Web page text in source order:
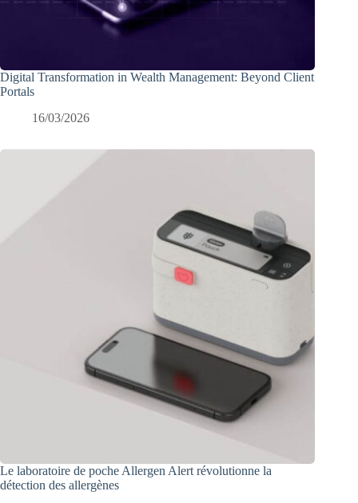
Digital Transformation in Wealth Management: Beyond Client
Portals
16/03/2026
Le laboratoire de poche Allergen Alert révolutionne la
détection des allergènes